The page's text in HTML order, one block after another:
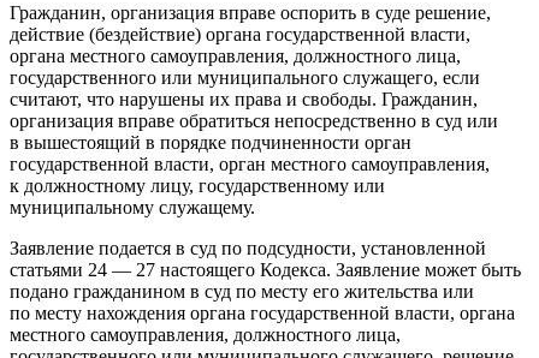
Гражданин, организация вправе оспорить в суде решение,
действие (бездействие) органа государственной власти,
органа местного самоуправления, должностного лица,
государственного или муниципального служащего, если
считают, что нарушены их права и свободы. Гражданин,
организация вправе обратиться непосредственно в суд или
в вышестоящий в порядке подчиненности орган
государственной власти, орган местного самоуправления,
к должностному лицу, государственному или
муниципальному служащему.
Заявление подается в суд по подсудности, установленной
статьями 24 — 27 настоящего Кодекса. Заявление может быть
подано гражданином в суд по месту его жительства или
по месту нахождения органа государственной власти, органа
местного самоуправления, должностного лица,